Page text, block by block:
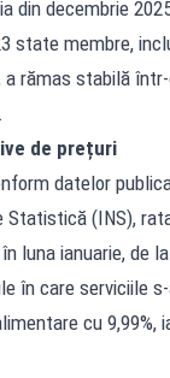
din decembrie
state membre,
a rămas stabilă
de prețuri
datelor
Statistică (INS),
luna ianuarie, de
în care serviciile
cu 9,99%,